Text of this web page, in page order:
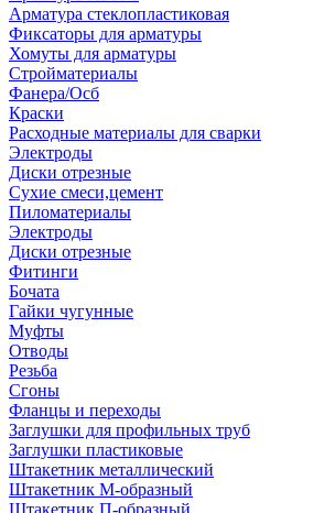
Арматура стеклопластиковая
Фиксаторы для арматуры
Хомуты для арматуры
Стройматериалы
Фанера/Осб
Краски
Расходные материалы для сварки
Электроды
Диски отрезные
Сухие смеси,цемент
Пиломатериалы
Электроды
Диски отрезные
Фитинги
Бочата
Гайки чугунные
Муфты
Отводы
Резьба
Сгоны
Фланцы и переходы
Заглушки для профильных труб
Заглушки пластиковые
Штакетник металлический
Штакетник М-образный
Штакетник П-образный